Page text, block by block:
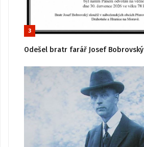
3
Odešel bratr farář Josef Bobrovský